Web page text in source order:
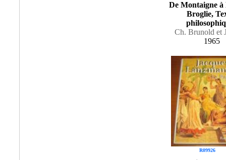
De Montaigne à
Broglie,
Ch. Brunold et
1965
R09926